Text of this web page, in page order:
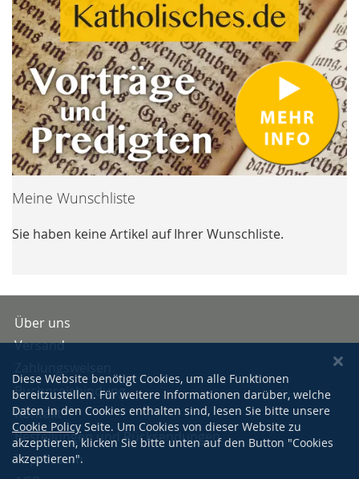
Meine Wunschliste
Sie haben keine Artikel auf Ihrer Wunschliste.
Über uns
Versand
Buchpreisbindung
Kontakt
Bestellungen und Rücksendungen
Impressum
Diese Website benötigt Cookies, um alle Funktionen
bereitzustellen. Für weitere Informationen darüber, welche
Daten in den Cookies enthalten sind, lesen Sie bitte unsere
Cookie Policy Seite. Um Cookies von dieser Website zu
akzeptieren, klicken Sie bitte unten auf den Button "Cookies
akzeptieren".